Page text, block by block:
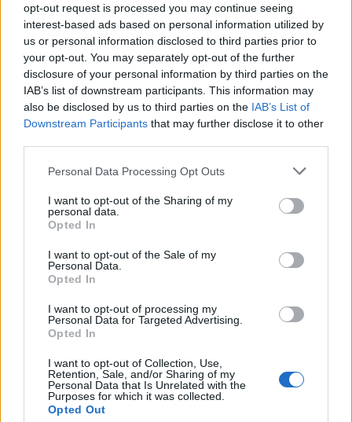
opt-out request is processed you may continue seeing
interest-based ads based on personal information utilized by
us or personal information disclosed to third parties prior to
your opt-out. You may separately opt-out of the further
disclosure of your personal information by third parties on the
IAB’s list of downstream participants. This information may
also be disclosed by us to third parties on the IAB’s List of
Downstream Participants that may further disclose it to other
Personal Data Processing Opt Outs
I want to opt-out of the Sharing of my
personal data.
Opted In
I want to opt-out of the Sale of my
Personal Data.
Opted In
I want to opt-out of processing my
Personal Data for Targeted Advertising.
Opted In
I want to opt-out of Collection, Use,
Retention, Sale, and/or Sharing of my
Personal Data that Is Unrelated with the
Purposes for which it was collected.
Opted Out
ENTERTAINMENT
Eurovision 2019: Έξαλλος ο
Καπουτζίδης με ομοφοβικό
Eurovision 2019: Έπεσαν κι
άλλο στα στοιχήματα Ελλάδα
ENTERTAINMENT
Eurovision 2019: Δείτε την
εμφάνιση της Τάμτα με το